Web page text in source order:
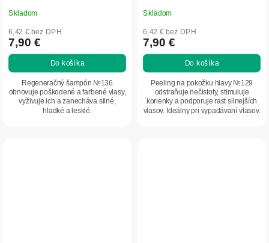
Skladom
6,42 € bez DPH
7,90 €
Do košíka
Regeneračný šampón №136
obnovuje poškodené a farbené vlasy,
vyživuje ich a zanecháva silné,
hladké a lesklé.
Skladom
6,42 € bez DPH
7,90 €
Do košíka
Peeling na pokožku hlavy №129
odstraňuje nečistoty, stimuluje
korienky a podporuje rast silnejších
vlasov. Ideálny pri vypadávaní vlasov.